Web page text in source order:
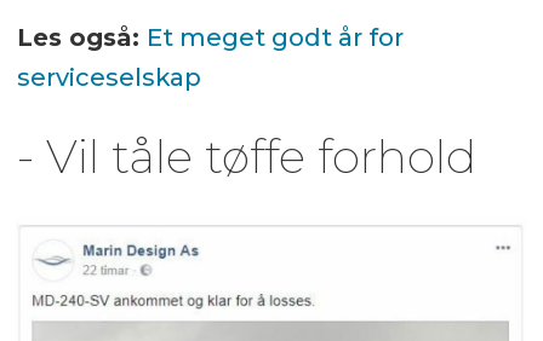
Les også: Et meget godt år for
serviceselskap
- Vil tåle tøffe forhold